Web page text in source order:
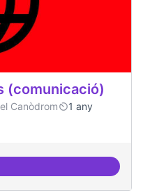
(comunicació)
Canòdrom
1 any
+ residències